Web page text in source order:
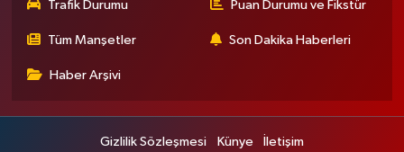
Trafik Durumu Puan Durumu ve Fikstür
Tüm Manşetler Son Dakika Haberleri
Haber Arşivi
Gizlilik Sözleşmesi Künye İletişim